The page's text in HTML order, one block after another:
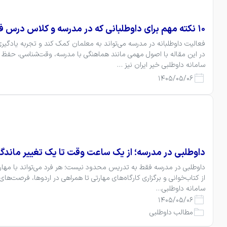
۱۰ نکته مهم برای داوطلبانی که در مدرسه و کلاس درس فعالیت می‌کنند
سامانه داوطلبی خیر ایران نیز …
1405/05/06
داوطلبی در مدرسه؛ از یک ساعت وقت تا یک تغییر
سامانه داوطلبی…
1405/05/06
مطالب داوطلبی